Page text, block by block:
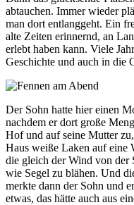
abtauchen. Immer wieder
man dort entlanggeht. Ein
alte Zeiten erinnernd, an
erlebt haben kann. Viele
Geschichte und auch in die
Der Sohn hatte hier einen
nachdem er dort große
Hof und auf seine Mutter
Haus weiße Laken auf eine
die gleich der Wind von der
wie Segel zu blähen. Und
merkte dann der Sohn und
etwas, das hätte auch aus